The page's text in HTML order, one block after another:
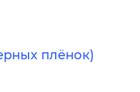
плёнок)